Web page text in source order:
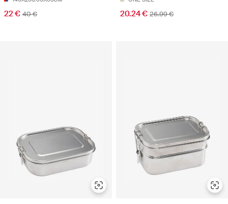
22 € 40 € 20.24 € 26.99 €